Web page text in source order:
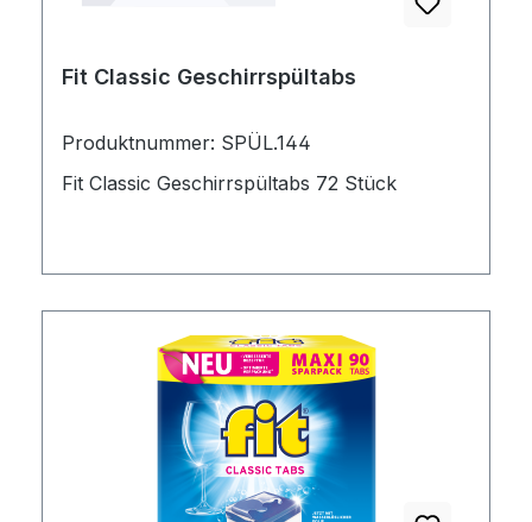
Fit Classic Geschirrspültabs
Produktnummer: SPÜL.144
Fit Classic Geschirrspültabs 72 Stück